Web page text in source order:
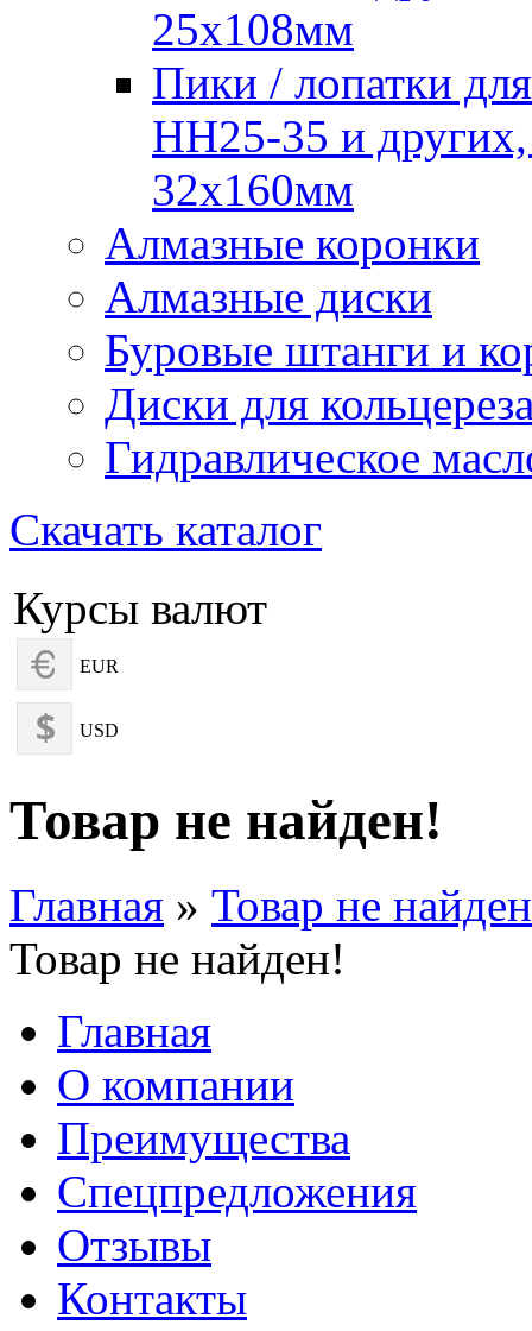
25х108мм
Пики / лопатки
HH25-35 и
32х160мм
Алмазные коронки
Алмазные диски
Буровые штанги и
Диски для
Гидравлическое
Скачать каталог
Курсы валют
EUR
USD
Товар не найден!
Главная » Товар не
Товар не найден!
Главная
О компании
Преимущества
Спецпредложения
Отзывы
Контакты